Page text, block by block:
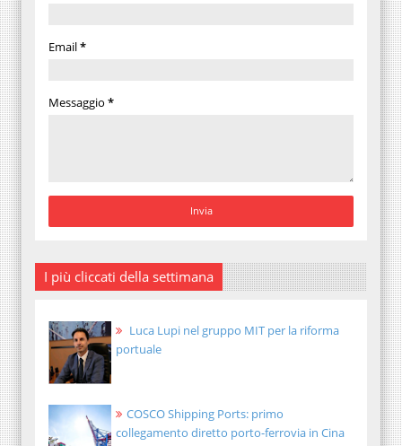
Email*
Messaggio *
I più cliccati della settimana
Luca Lupi nel gruppo MIT per la riforma
portuale
COSCO Shipping Ports: primo
collegamento diretto porto-ferrovia in Cina